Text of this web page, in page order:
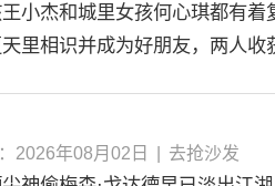
小杰和城里女孩何心琪都有着
里相识并成为好朋友，两人收
2026年08月02日 去抢沙发